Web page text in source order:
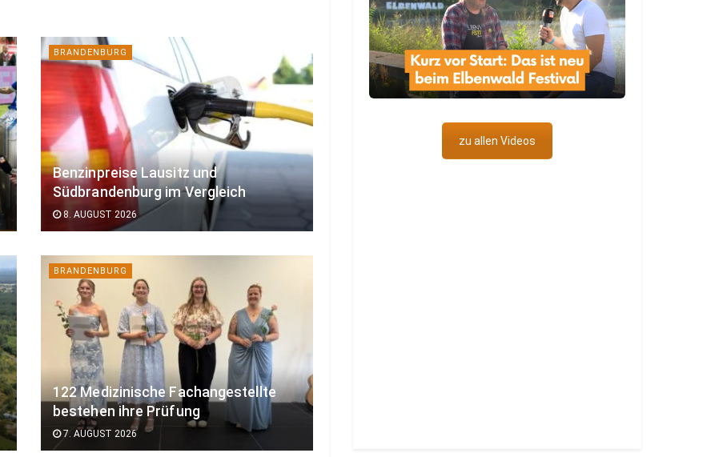
BRANDENBURG
Benzinpreise Lausitz und
Südbrandenburg im Vergleich
8. AUGUST 2026
BRANDENBURG
122 Medizinische Fachangestellte
bestehen ihre Prüfung
7. AUGUST 2026
zu allen Videos